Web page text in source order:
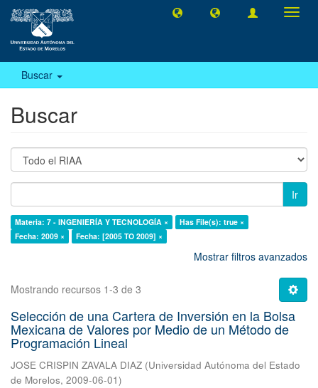
Buscar
Buscar
Ir
Materia: 7 - INGENIERÍA Y TECNOLOGÍA ×
Has File(s): true ×
Fecha: 2009 ×
Fecha: [2005 TO 2009] ×
Mostrar filtros avanzados
Mostrando recursos 1-3 de 3
Selección de una Cartera de Inversión en la Bolsa
Mexicana de Valores por Medio de un Método de
Programación Lineal
JOSE CRISPIN ZAVALA DIAZ (Universidad Autónoma del Estado
de Morelos, 2009-06-01)